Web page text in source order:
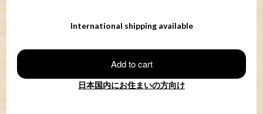
International shipping available
Add to cart
日本国内にお住まいの方向け